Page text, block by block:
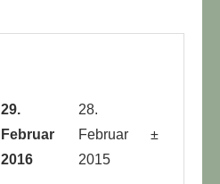
29.
Februar
2016
28.
Februar
2015
±